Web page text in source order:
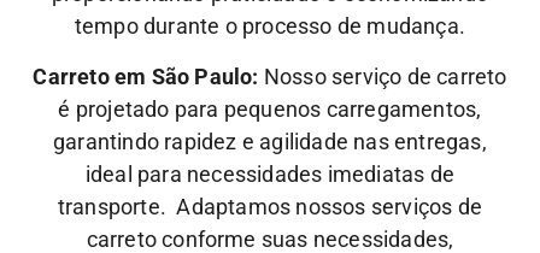
tempo durante o processo de mudança.
Carreto em São Paulo: Nosso serviço de carreto
é projetado para pequenos carregamentos,
garantindo rapidez e agilidade nas entregas,
ideal para necessidades imediatas de
transporte. Adaptamos nossos serviços de
carreto conforme suas necessidades,